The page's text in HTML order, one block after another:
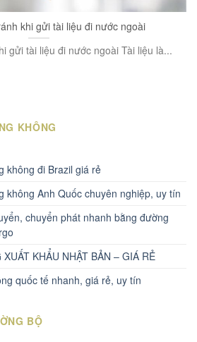
khi gửi tài liệu đi nước ngoài
gửi tài liệu đi nước ngoài Tài liệu là...
KHÔNG
không đi Brazil giá rẻ
không Anh Quốc chuyên nghiệp, uy tín
chuyển phát nhanh bằng đường
KHẨU NHẬT BẢN – GIÁ RẺ
quốc tế nhanh, giá rẻ, uy tín
BỘ